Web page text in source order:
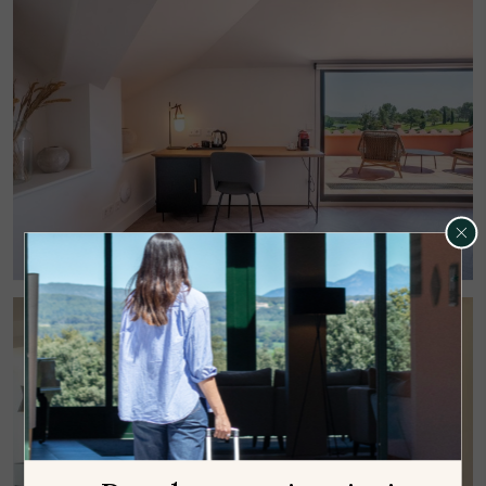
Gestionar mi reserva
Llegada Salida